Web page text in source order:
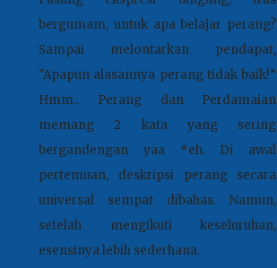
bergumam, untuk apa belajar perang?
Sampai melontarkan pendapat,
"Apapun alasannya perang tidak baik!”
Hmm.. Perang dan Perdamaian
memang 2 kata yang sering
bergandengan yaa *eh. Di awal
pertemuan, deskripsi perang secara
universal sempat dibahas. Namun,
setelah mengikuti keseluruhan,
esensinya lebih sederhana.